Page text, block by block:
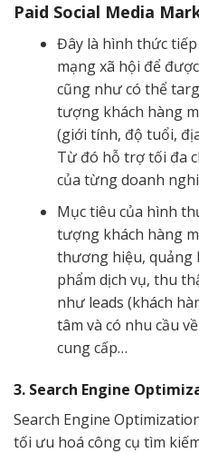
Paid Social Media
Đây là hình thức
mạng xã hội để
cũng như có thể
tượng khách hàng
(giới tính, độ tuổi,
Từ đó hỗ trợ tối đa
của từng doanh
Mục tiêu của hình
tượng khách hàng
thương hiệu, quảng
phẩm dịch vụ, thu
như leads (khách
tâm và có nhu cầu
cung cấp…
3. Search Engine
Search Engine
tối ưu hoá công cụ tìm